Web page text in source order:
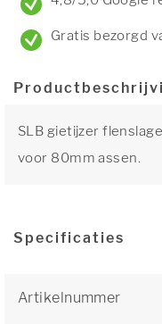
Gratis bezorgd
SLB gietijzer
voor 80mm assen.
Specificaties
Artikelnummer